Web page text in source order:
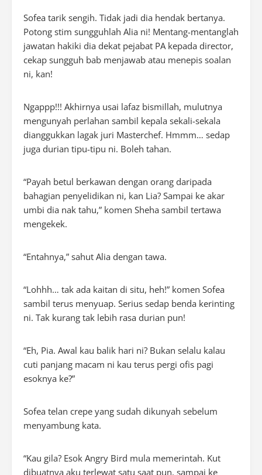
Sofea tarik sengih. Tidak jadi dia hendak bertanya.
Potong stim sungguhlah Alia ni! Mentang-mentanglah
jawatan hakiki dia dekat pejabat PA kepada director,
cekap sungguh bab menjawab atau menepis soalan
ni, kan!
Ngappp!!! Akhirnya usai lafaz bismillah, mulutnya
mengunyah perlahan sambil kepala sekali-sekala
dianggukkan lagak juri Masterchef. Hmmm… sedap
juga durian tipu-tipu ni. Boleh tahan.
“Payah betul berkawan dengan orang daripada
bahagian penyelidikan ni, kan Lia? Sampai ke akar
umbi dia nak tahu,” komen Sheha sambil tertawa
mengekek.
“Entahnya,” sahut Alia dengan tawa.
“Lohhh… tak ada kaitan di situ, heh!” komen Sofea
sambil terus menyuap. Serius sedap benda kerinting
ni. Tak kurang tak lebih rasa durian pun!
“Eh, Pia. Awal kau balik hari ni? Bukan selalu kalau
cuti panjang macam ni kau terus pergi ofis pagi
esoknya ke?”
Sofea telan crepe yang sudah dikunyah sebelum
menyambung kata.
“Kau gila? Esok Angry Bird mula memerintah. Kut
dibuatnya aku terlewat satu saat pun, sampai ke